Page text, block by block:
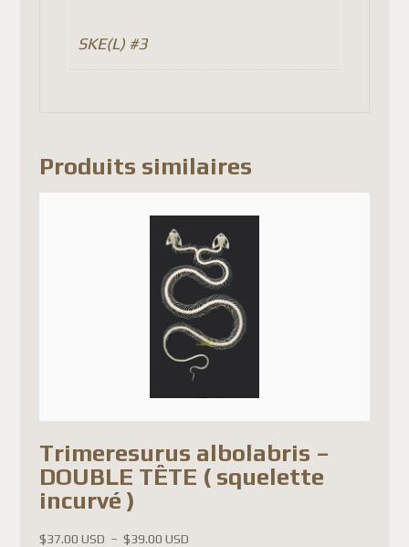
SKE(L) #3
Produits similaires
Trimeresurus albolabris –
DOUBLE TÊTE ( squelette
incurvé )
$37.00 USD – $39.00 USDPlage